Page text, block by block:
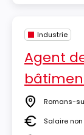
Industrie
Agent
Lieu Romans-
SalaireSalaire